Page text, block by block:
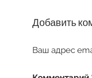
Добавить
Ваш адрес